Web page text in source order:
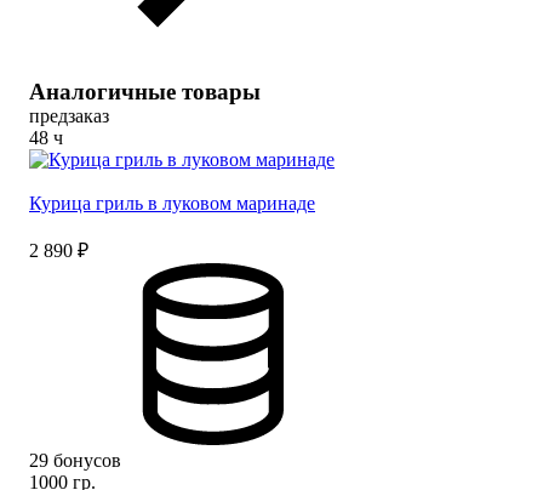
Аналогичные товары
предзаказ
48 ч
Курица гриль в луковом маринаде
2 890 ₽
29 бонусов
1000 гр.